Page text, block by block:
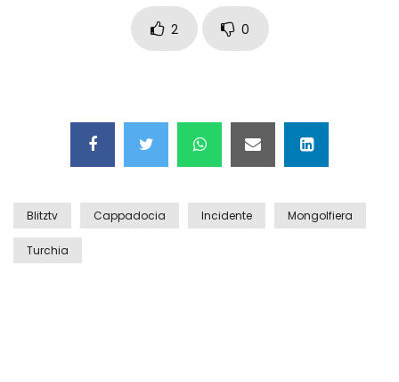
incidente
2 0
Blitztv Cappadocia Incidente Mongolfiera
Turchia